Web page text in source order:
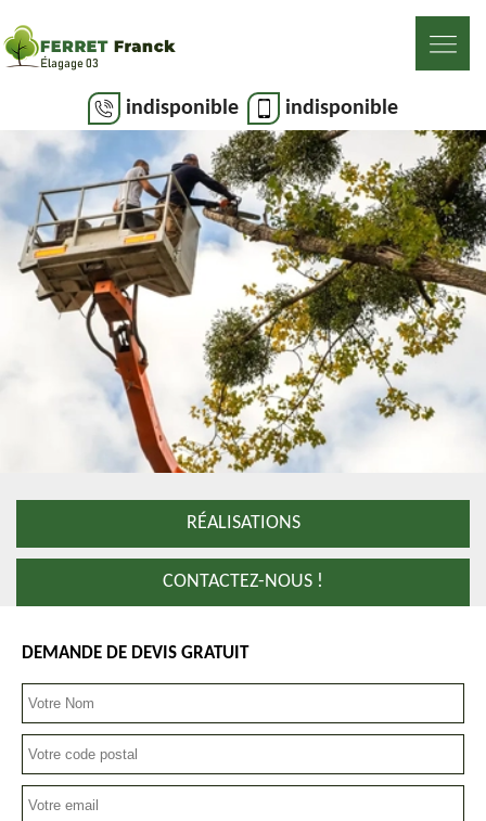
indisponible indisponible
RÉALISATIONS
CONTACTEZ-NOUS !
DEMANDE DE DEVIS GRATUIT